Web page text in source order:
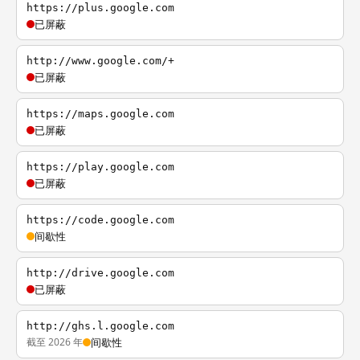
https://plus.google.com
已屏蔽
http://www.google.com/+
已屏蔽
https://maps.google.com
已屏蔽
https://play.google.com
已屏蔽
https://code.google.com
间歇性
http://drive.google.com
已屏蔽
http://ghs.l.google.com
截至 2026 年 间歇性